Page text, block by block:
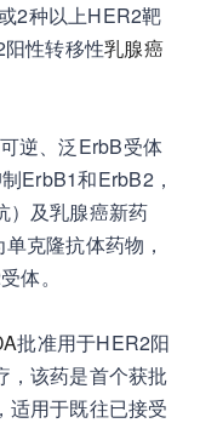
2种以上HER2靶
性转移性乳腺癌
逆、泛ErbB受体
ErbB1和ErbB2，
）及乳腺癌新药
克隆抗体药物，
体。
批准用于HER2阳
，该药是首个获批
适用于既往已接受